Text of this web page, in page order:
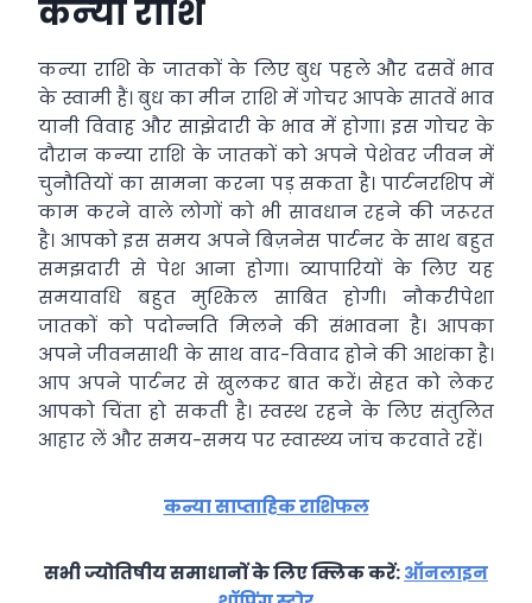
कन्‍या राशि
कन्या राशि के जातकों के लिए बुध पहले और दसवें भाव
के स्वामी हैं। बुध का मीन राशि में गोचर आपके सातवें भाव
यानी विवाह और साझेदारी के भाव में होगा। इस गोचर के
दौरान कन्‍या राशि के जातकों को अपने पेशेवर जीवन में
चुनौतियों का सामना करना पड़ सकता है। पार्टनरशिप में
काम करने वाले लोगों को भी सावधान रहने की जरूरत
है। आपको इस समय अपने बिज़नेस पार्टनर के साथ बहुत
समझदारी से पेश आना होगा। व्‍यापारियों के लिए यह
समयावधि बहुत मुश्किल साबित होगी। नौकरीपेशा
जातकों को पदोन्‍नति मिलने की संभावना है। आपका
अपने जीवनसाथी के साथ वाद-विवाद होने की आशंका है।
आप अपने पार्टनर से खुलकर बात करें। सेहत को लेकर
आपको चिंता हो सकती है। स्‍वस्‍थ रहने के लिए संतुलित
आहार लें और समय-समय पर स्‍वास्‍थ्‍य जांच करवाते रहें।
कन्या साप्ताहिक राशिफल
सभी ज्योतिषीय समाधानों के लिए क्लिक करें:ऑनलाइन